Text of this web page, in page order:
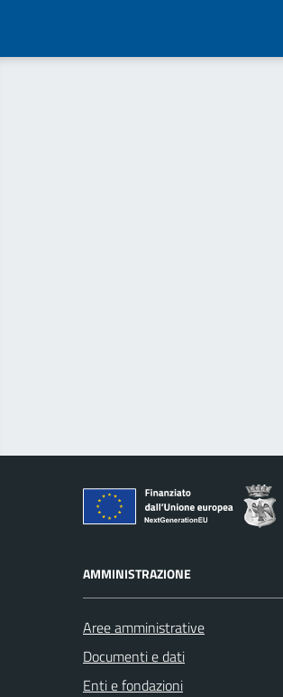
AMMINISTRAZIONE
Aree amministrative
Documenti e dati
Enti e fondazioni